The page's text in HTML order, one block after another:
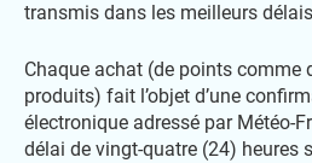
transmis dans les meilleurs
Chaque achat (de points comme
produits) fait l’objet d’une
électronique adressé par Météo-
délai de vingt-quatre (24) heures